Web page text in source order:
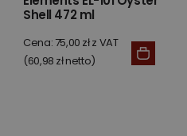
Shell 472 ml
Cena: 75,00 zł z VAT
(60,98 zł netto)